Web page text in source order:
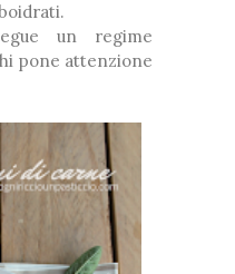
un regime
pone attenzione
❅
❆